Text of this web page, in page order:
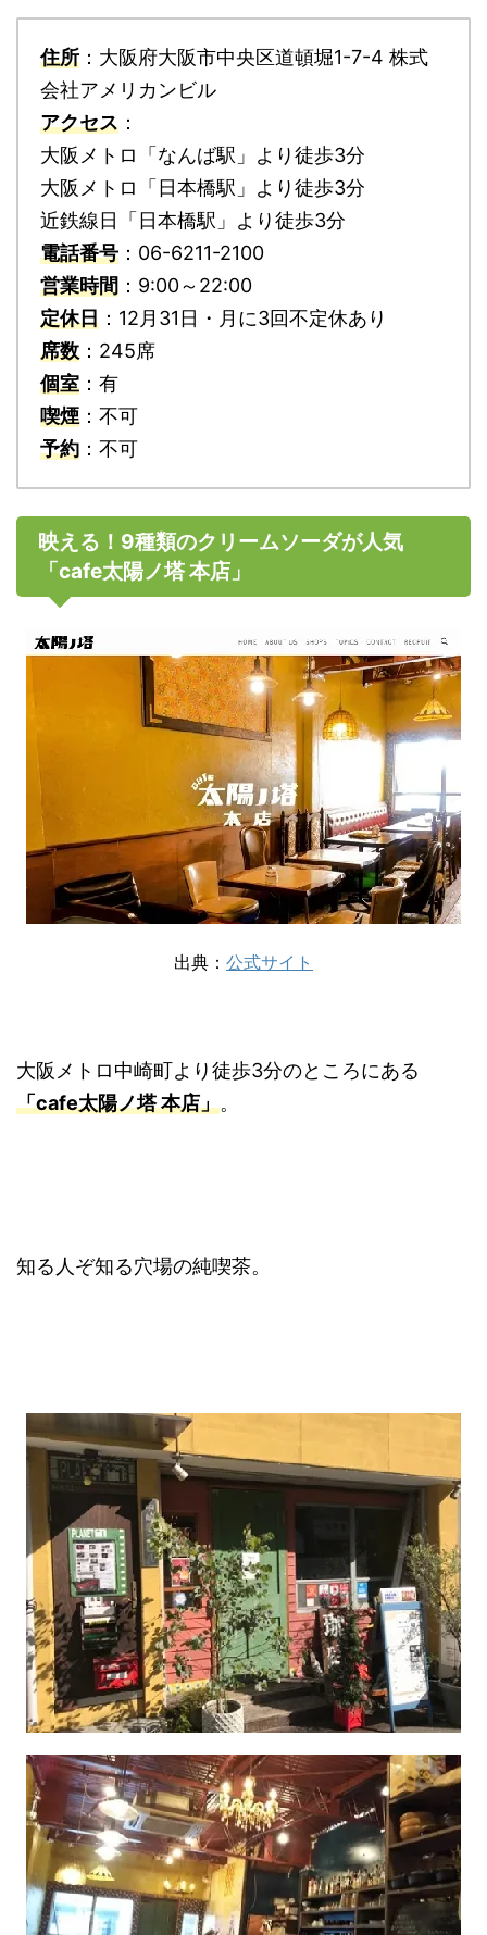
住所 ：大阪府大阪市中央区道頓堀1-7-4 株式
会社アメリカンビル
アクセス ：
大阪メトロ「なんば駅」より徒歩3分
大阪メトロ「日本橋駅」より徒歩3分
近鉄線日「日本橋駅」より徒歩3分
電話番号 ：06-6211-2100
営業時間 ：9:00～22:00
定休日 ：12月31日・月に3回不定休あり
席数 ：245席
個室 ：有
喫煙 ：不可
予約 ：不可
映える！9種類のクリームソーダが人気
「cafe太陽ノ塔 本店」
出典： 公式サイト
大阪メトロ中崎町より徒歩3分のところにある
「cafe太陽ノ塔 本店」。
知る人ぞ知る穴場の純喫茶。